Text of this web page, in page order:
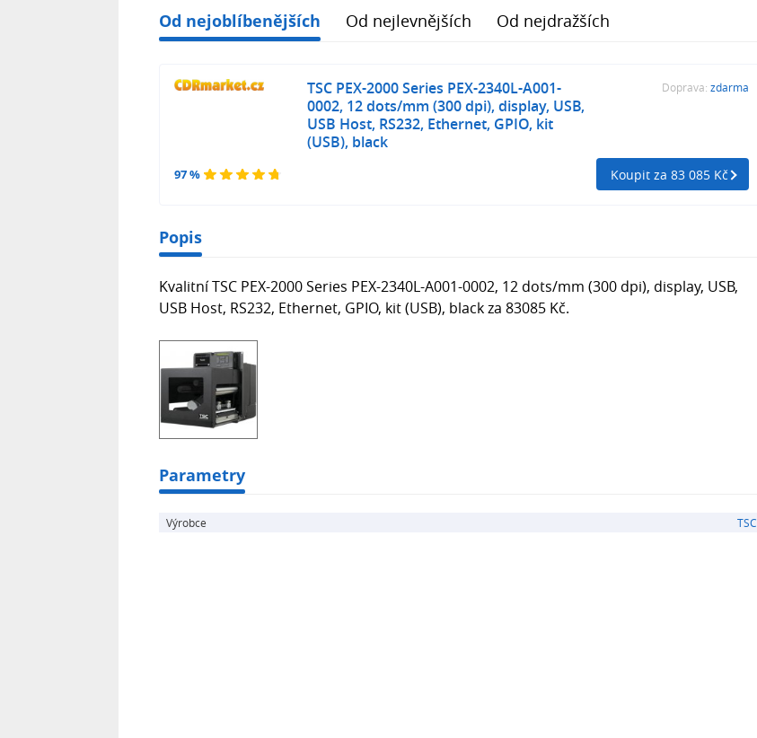
Od nejoblíbenějších Od nejlevnějších Od nejdražších
97 %
TSC PEX-2000 Series PEX-2340L-A001-
0002, 12 dots/mm (300 dpi), display, USB,
USB Host, RS232, Ethernet, GPIO, kit
(USB), black
Doprava: zdarma
Koupit za 83 085 Kč
Popis
Kvalitní TSC PEX-2000 Series PEX-2340L-A001-0002, 12 dots/mm (300 dpi), display, USB,
USB Host, RS232, Ethernet, GPIO, kit (USB), black za 83085 Kč.
Parametry
Výrobce TSC